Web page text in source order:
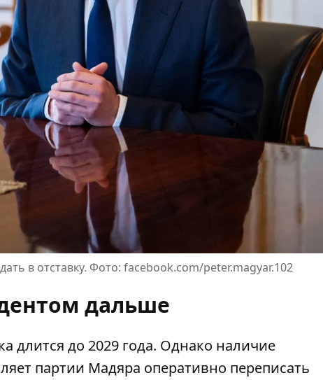
в отставку. Фото: facebook.com/peter.magyar.102
дальше
до 2029 года. Однако наличие
партии Мадяра оперативно переписать